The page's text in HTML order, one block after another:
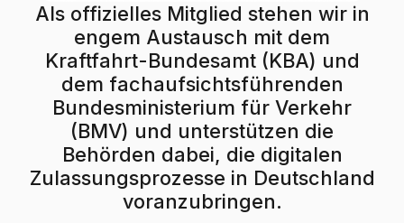
Als offizielles Mitglied stehen wir in
engem Austausch mit dem
Kraftfahrt-Bundesamt (KBA) und
dem fachaufsichtsführenden
Bundesministerium für Verkehr
(BMV) und unterstützen die
Behörden dabei, die digitalen
Zulassungsprozesse in Deutschland
voranzubringen.